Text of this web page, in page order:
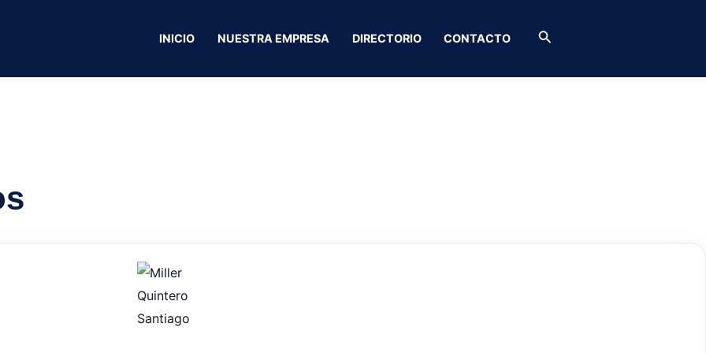
INICIO NUESTRA EMPRESA DIRECTORIO CONTACTO Buscar
Ferretodo García FG